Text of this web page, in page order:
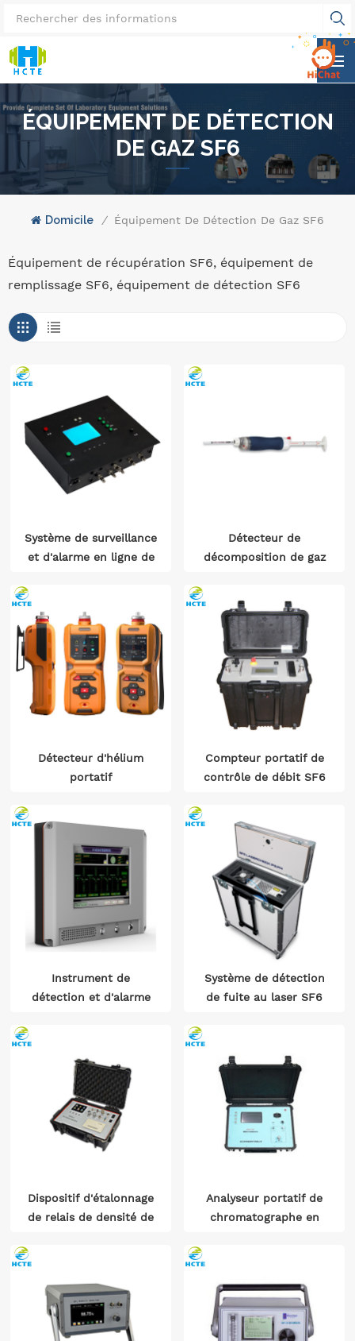
ÉQUIPEMENT DE DÉTECTION
DE GAZ SF6
Domicile / Équipement De Détection De Gaz SF6
Équipement de récupération SF6, équipement de
remplissage SF6, équipement de détection SF6
Système de surveillance
et d'alarme en ligne de
Détecteur de
décomposition de gaz
Détecteur d'hélium
portatif
Compteur portatif de
contrôle de débit SF6
Instrument de
détection et d'alarme
environnementale SF6
Système de détection
de fuite au laser SF6
Dispositif d'étalonnage
de relais de densité de
Analyseur portatif de
chromatographe en